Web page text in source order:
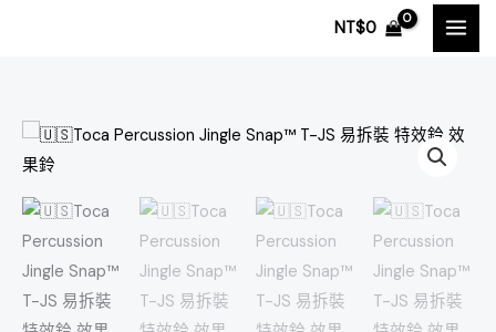
NT$0
🇺🇸
Toca
Percussion
Jingle
Snap™
T-
JS